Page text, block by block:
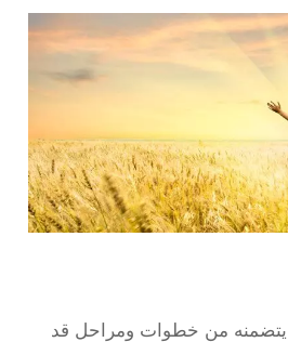
يتضمنه من خطوات ومراحل قد